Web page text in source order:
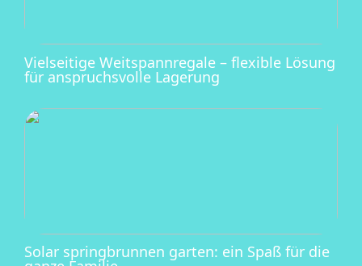
Vielseitige Weitspannregale – flexible Lösung
für anspruchsvolle Lagerung
Solar springbrunnen garten: ein Spaß für die